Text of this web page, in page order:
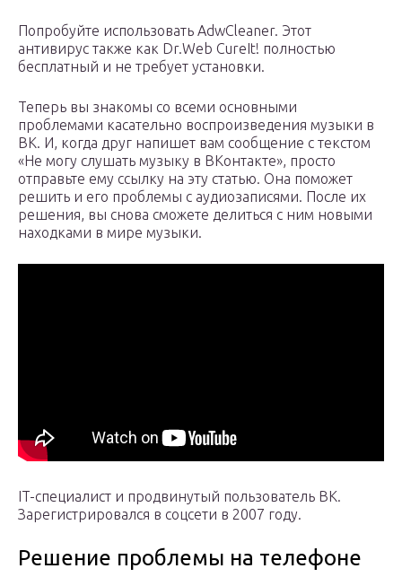
Попробуйте использовать AdwCleaner. Этот
антивирус также как Dr.Web CureIt! полностью
бесплатный и не требует установки.
Теперь вы знакомы со всеми основными
проблемами касательно воспроизведения музыки в
ВК. И, когда друг напишет вам сообщение с текстом
«Не могу слушать музыку в ВКонтакте», просто
отправьте ему ссылку на эту статью. Она поможет
решить и его проблемы с аудиозаписями. После их
решения, вы снова сможете делиться с ним новыми
находками в мире музыки.
IT-специалист и продвинутый пользователь ВК.
Зарегистрировался в соцсети в 2007 году.
Решение проблемы на телефоне